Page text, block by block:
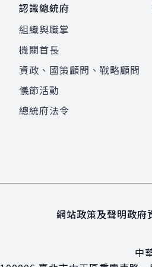
認識總統府
組織與職掌
機關首長
資政、國策顧問、戰略顧問
儀節活動
總統府法令
網站政策及聲明政府
中